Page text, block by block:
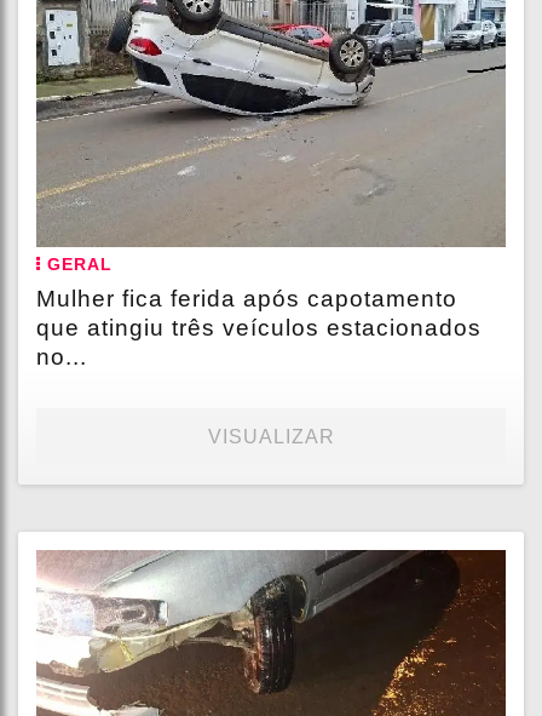
GERAL
Mulher fica ferida após capotamento
que atingiu três veículos estacionados
no...
VISUALIZAR